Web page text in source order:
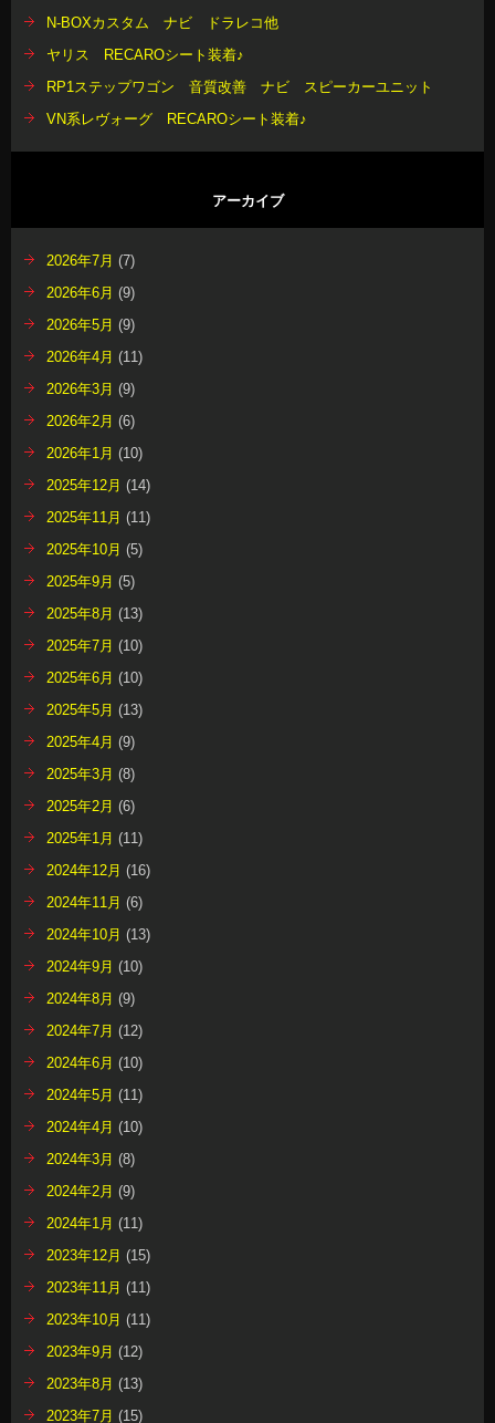
N-BOXカスタム ナビ ドラレコ他
ヤリス RECAROシート装着♪
RP1ステップワゴン 音質改善 ナビ スピーカーユニット
VN系レヴォーグ RECAROシート装着♪
アーカイブ
2026年7月 (7)
2026年6月 (9)
2026年5月 (9)
2026年4月 (11)
2026年3月 (9)
2026年2月 (6)
2026年1月 (10)
2025年12月 (14)
2025年11月 (11)
2025年10月 (5)
2025年9月 (5)
2025年8月 (13)
2025年7月 (10)
2025年6月 (10)
2025年5月 (13)
2025年4月 (9)
2025年3月 (8)
2025年2月 (6)
2025年1月 (11)
2024年12月 (16)
2024年11月 (6)
2024年10月 (13)
2024年9月 (10)
2024年8月 (9)
2024年7月 (12)
2024年6月 (10)
2024年5月 (11)
2024年4月 (10)
2024年3月 (8)
2024年2月 (9)
2024年1月 (11)
2023年12月 (15)
2023年11月 (11)
2023年10月 (11)
2023年9月 (12)
2023年8月 (13)
2023年7月 (15)